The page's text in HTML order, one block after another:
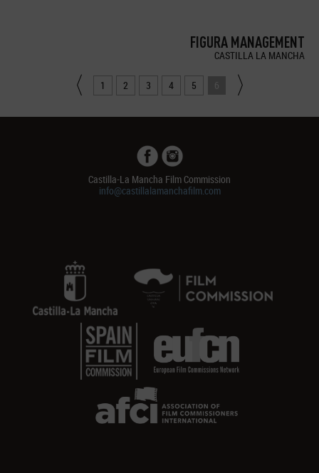
FIGURA MANAGEMENT
CASTILLA LA MANCHA
1 2 3 4 5 6
Castilla-La Mancha Film Commission
info@castillalamanchafilm.com